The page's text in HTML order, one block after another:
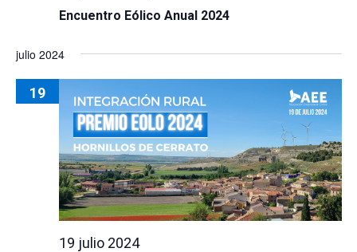
Encuentro Eólico Anual 2024
julio 2024
19
19 julio 2024